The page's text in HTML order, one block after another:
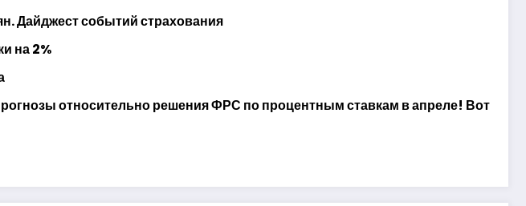
Дайджест событий страхования
на 2%
относительно решения ФРС по процентным ставкам в апреле! Вот